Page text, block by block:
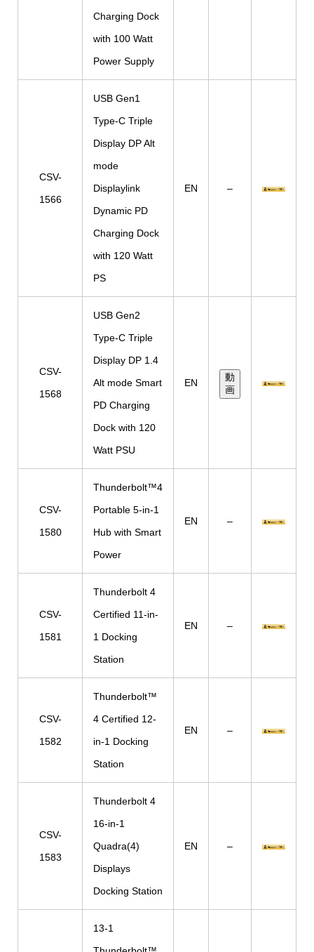
Charging Dock
with 100 Watt
Power Supply
CSV-
1566
USB Gen1
Type-C Triple
Display DP Alt
mode
Displaylink
Dynamic PD
Charging Dock
with 120 Watt
PS
EN –
CSV-
1568
USB Gen2
Type-C Triple
Display DP 1.4
Alt mode Smart
PD Charging
Dock with 120
Watt PSU
EN
動
画
CSV-
1580
Thunderbolt™4
Portable 5-in-1
Hub with Smart
Power
EN –
CSV-
1581
Thunderbolt 4
Certified 11-in-
1 Docking
Station
EN –
CSV-
1582
Thunderbolt™
4 Certified 12-
in-1 Docking
Station
EN –
CSV-
1583
Thunderbolt 4
16-in-1
Quadra(4)
Displays
Docking Station
EN –
13-1